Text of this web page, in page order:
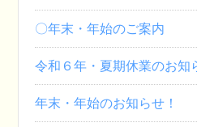
〇年末・年始のご案内
令和６年・夏期休業のお知
年末・年始のお知らせ！